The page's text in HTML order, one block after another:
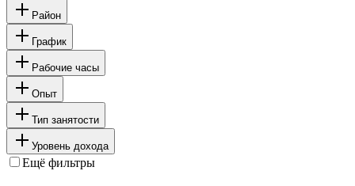
Район
График
Рабочие часы
Опыт
Тип занятости
Уровень дохода
Ещё фильтры